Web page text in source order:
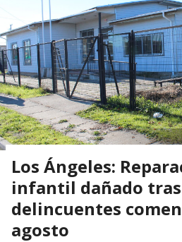
Los Ángeles:
infantil dañado tras
delincuentes
agosto